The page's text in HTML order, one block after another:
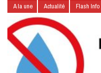
A la une Actualité Flash Info